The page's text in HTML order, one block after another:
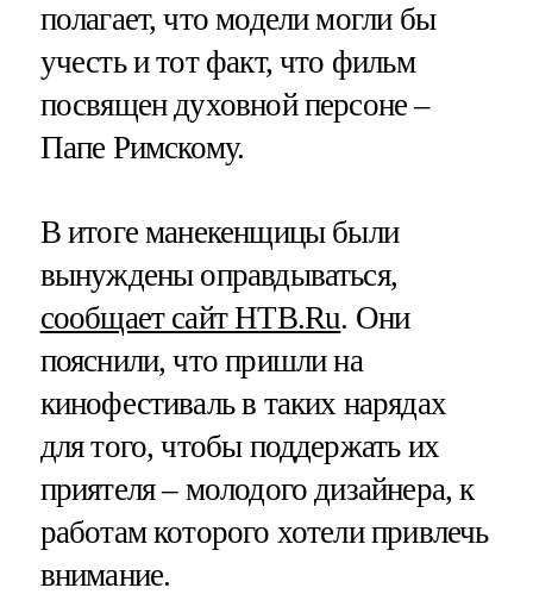
полагает, что модели могли бы
учесть и тот факт, что фильм
посвящен духовной персоне –
Папе Римскому.
В итоге манекенщицы были
вынуждены оправдываться,
сообщает сайт НТВ.Ru. Они
пояснили, что пришли на
кинофестиваль в таких нарядах
для того, чтобы поддержать их
приятеля – молодого дизайнера, к
работам которого хотели привлечь
внимание.